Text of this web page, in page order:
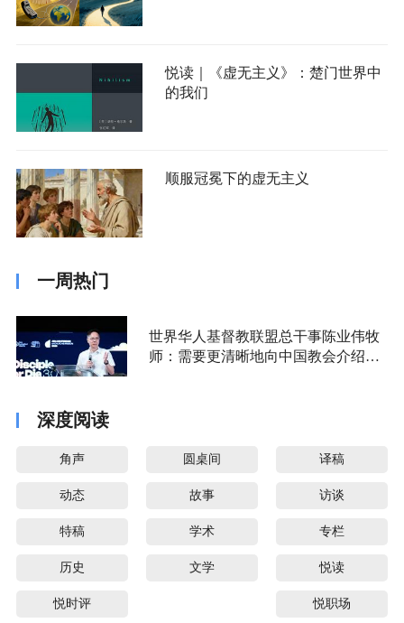
悦读｜《虚无主义》：楚门世界中
的我们
顺服冠冕下的虚无主义
一周热门
世界华人基督教联盟总干事陈业伟牧
师：需要更清晰地向中国教会介绍福
深度阅读
角声 圆桌间 译稿
动态 故事 访谈
特稿 学术 专栏
历史 文学 悦读
悦时评 悦职场